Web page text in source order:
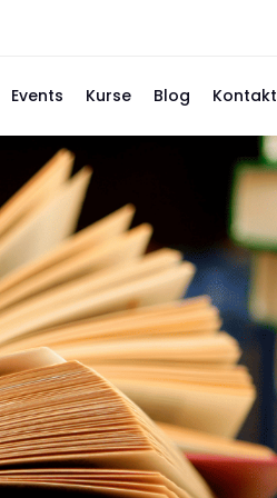
Events Kurse Blog Kontakt